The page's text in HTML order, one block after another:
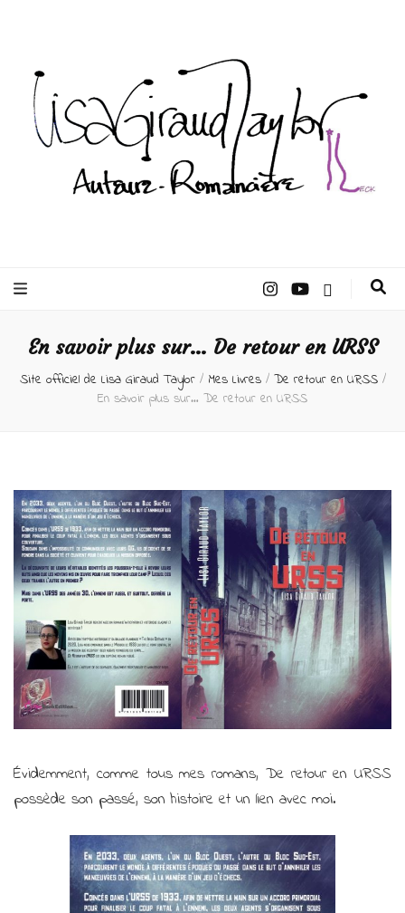
Taylor –
Auteur
En savoir plus sur… De retour en URSS
Site officiel de Lisa Giraud Taylor / Mes Livres / De retour en URSS /
En savoir plus sur… De retour en URSS
Évidemment, comme tous mes romans, De retour en URSS
possède son passé, son histoire et un lien avec moi.